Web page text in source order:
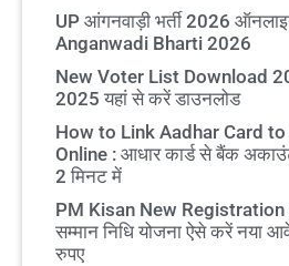
UP आंगनवाड़ी भर्ती 2026
Anganwadi Bharti 2026
New Voter List Download
2025 यहां से करें डाउनलोड
How to Link Aadhar Card
Online : आधार कार्ड से बैंक
2 मिनट में
PM Kisan New Registration
सम्मान निधि योजना ऐसे करें नया
रुपए